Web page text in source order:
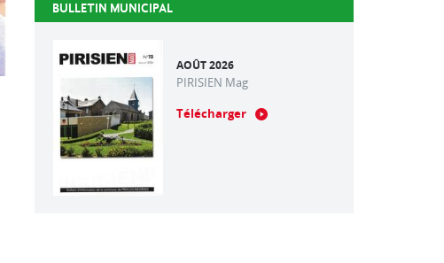
BULLETIN MUNICIPAL
AOÛT 2026
PIRISIEN Mag
Télécharger